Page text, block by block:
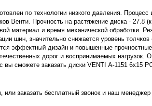
по технологии низкого давления.
Венти. Прочность на растяжение диска -
материал и время механической обработки.
шин, значительно снижается уровень
эффектный дизайн и повышенные
дорог и воспринимаемых
вы сможете заказать диски VENTI А-1151 6x15
или заказать бесплатный звонок и наш